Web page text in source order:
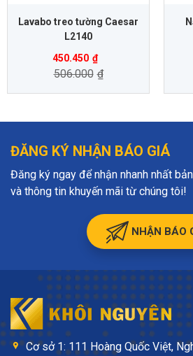
Lavabo treo tường Caesar
L2140
450.450 ₫
506.000 ₫
ĐĂNG KÝ NHẬN BÁO GIÁ
Đăng ký ngay để nhận nhanh nhất
và thông tin khuyến mãi từ chúng tôi!
NHẬN BÁO
Cơ sở 1: 111 Hoàng Quốc Việt,